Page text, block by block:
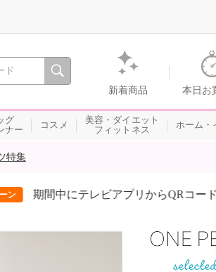
。通販・テレビショッピングのショップチャンネル
新着商品 本日お
グ
ナー
コスメ
美容・ダイエット
フィットネス
ホーム・
特集
期間中にテレビアプリからQRコードを読